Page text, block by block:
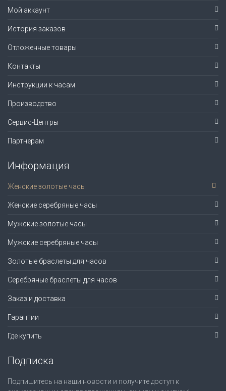
Мой аккаунт
История заказов
Отложенные товары
Контакты
Инструкции к часам
Производство
Сервис-Центры
Партнерам
Информация
Женские золотые часы
Женские серебряные часы
Мужские золотые часы
Мужские серебряные часы
Золотые браслеты для часов
Серебряные браслеты для часов
Заказ и доставка
Гарантии
Где купить
Подписка
Подпишитесь на наши новости и получите доступ к